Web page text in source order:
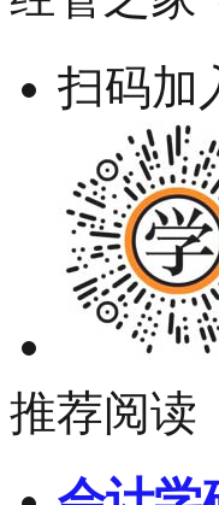
扫码加
推荐阅读